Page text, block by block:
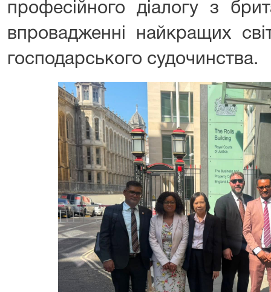
професійного діалогу з
впровадженні найкращих
господарського судочинства.